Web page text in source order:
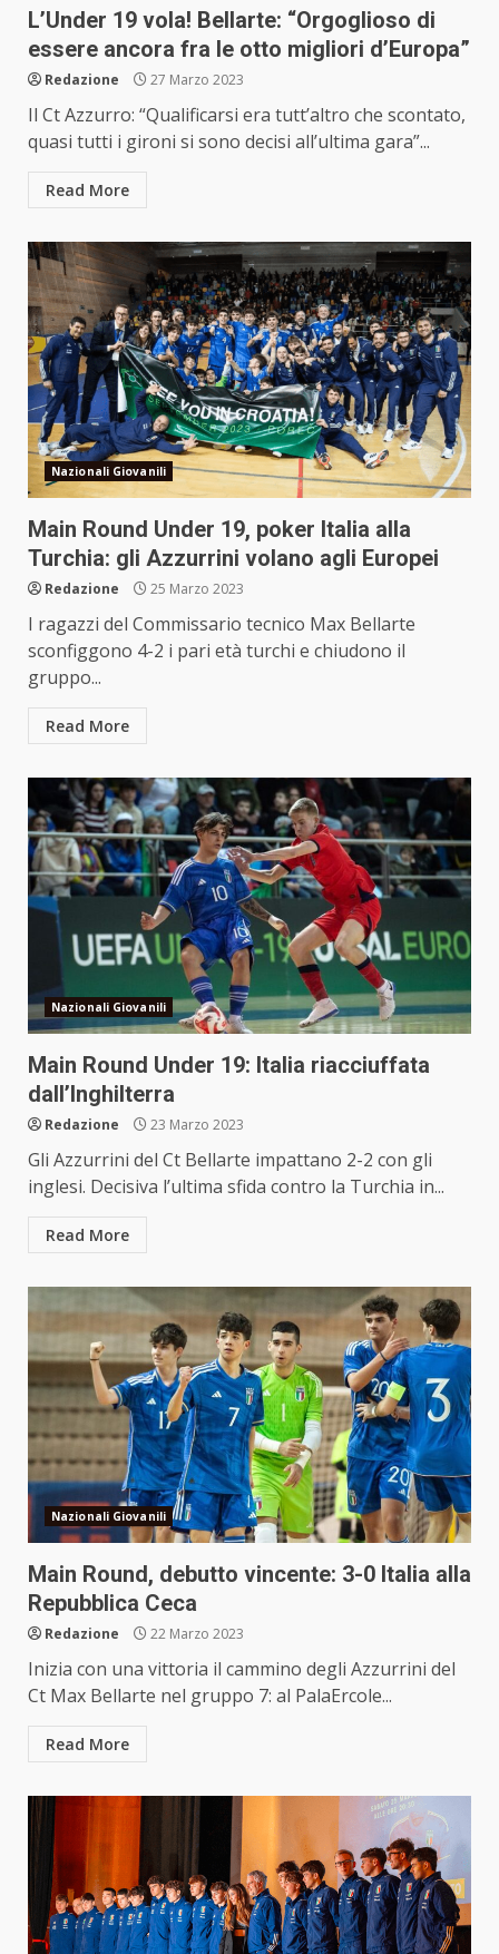
L’Under 19 vola! Bellarte: “Orgoglioso di
essere ancora fra le otto migliori d’Europa”
Redazione 27 Marzo 2023
Il Ct Azzurro: “Qualificarsi era tutt’altro che scontato,
quasi tutti i gironi si sono decisi all’ultima gara”...
Read More
Nazionali Giovanili
Main Round Under 19, poker Italia alla
Turchia: gli Azzurrini volano agli Europei
Redazione 25 Marzo 2023
I ragazzi del Commissario tecnico Max Bellarte
sconfiggono 4-2 i pari età turchi e chiudono il
gruppo...
Read More
Nazionali Giovanili
Main Round Under 19: Italia riacciuffata
dall’Inghilterra
Redazione 23 Marzo 2023
Gli Azzurrini del Ct Bellarte impattano 2-2 con gli
inglesi. Decisiva l’ultima sfida contro la Turchia in...
Read More
Nazionali Giovanili
Main Round, debutto vincente: 3-0 Italia alla
Repubblica Ceca
Redazione 22 Marzo 2023
Inizia con una vittoria il cammino degli Azzurrini del
Ct Max Bellarte nel gruppo 7: al PalaErcole...
Read More